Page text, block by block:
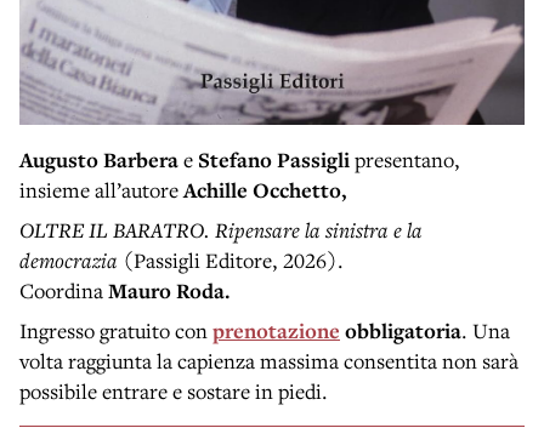
Augusto Barberae Stefano Passiglipresentano,
insieme all’autoreAchille Occhetto,
OLTRE IL BARATRO. Ripensare la sinistra e la
democrazia (Passigli Editore, 2026).
CoordinaMauro Roda.
Ingresso gratuito conprenotazione obbligatoria. Una
volta raggiunta la capienza massima consentita non sarà
possibile entrare e sostare in piedi.